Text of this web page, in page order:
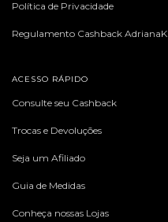
Política de Privacidade
Regulamento Cashback AdrianaK
ACESSO RÁPIDO
Consulte seu Cashback
Trocas e Devoluções
Seja um Afiliado
Guia de Medidas
Conheça nossas Lojas